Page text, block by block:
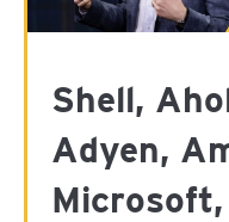
Shell,
Adyen,
Microsoft,